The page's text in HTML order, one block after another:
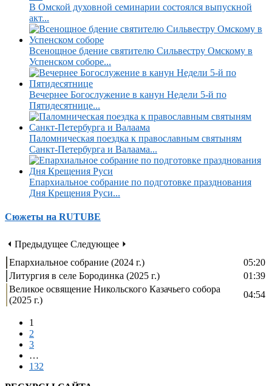
В Омской духовной семинарии состоялся выпускной
акт...
Всенощное бдение святителю Сильвестру Омскому в
Успенском соборе...
Вечернее Богослужение в канун Недели 5-й по
Пятидесятнице...
Паломническая поездка к православным святыням
Санкт-Петербурга и Валаама...
Епархиальное собрание по подготовке празднования
Дня Крещения Руси...
Сюжеты на RUTUBE
⏴ Предыдущее Следующее ⏵
Епархиальное собрание (2024 г.)
05:20
Литургия в селе Бородинка (2025 г.)
01:39
Великое освящение Никольского Казачьего собора
(2025 г.)
04:54
1
2
3
…
132